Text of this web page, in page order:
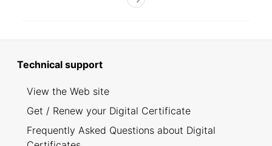
Technical support
View the Web site
Get / Renew your Digital Certificate
Frequently Asked Questions about Digital